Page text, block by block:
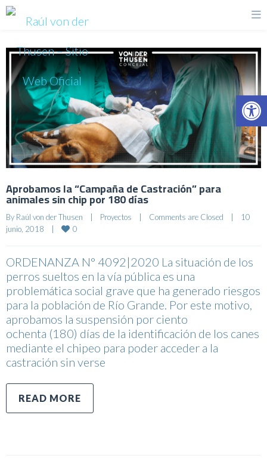
Aprobamos la “Campaña de Castración” para
animales sin chip por 180 días
By Raúl von der Thusen | Proyectos | Comments are Closed |
10
junio, 2018
| 0
ORDENANZA N° 4092|2020 La situación de los
perros sueltos en la vía pública es una
problemática social grave que ha generado riesgos
para la población de Río Grande. Por este motivo,
aprobamos la suspensión por ciento
ochenta (180) días de la identificación de los canes
mediante el chipeo para poder acceder a la
castración sin verse
READ MORE